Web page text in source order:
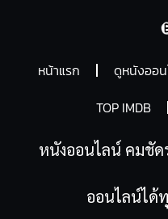
หน้าแรก ดูหนังออ
TOP IMDB
หนังออนไลน์ คมชัด
ออนไลน์ได้